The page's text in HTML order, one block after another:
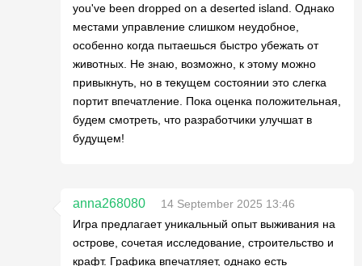
you've been dropped on a deserted island. Однако
местами управление слишком неудобное,
особенно когда пытаешься быстро убежать от
животных. Не знаю, возможно, к этому можно
привыкнуть, но в текущем состоянии это слегка
портит впечатление. Пока оценка положительная,
будем смотреть, что разработчики улучшат в
будущем!
anna268080
14 September 2025 13:46
Игра предлагает уникальный опыт выживания на
острове, сочетая исследование, строительство и
крафт. Графика впечатляет, однако есть